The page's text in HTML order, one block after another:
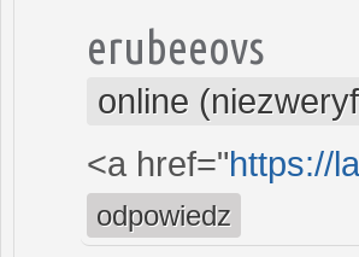
erubeeovs
online
<a href="https://
odpowiedz